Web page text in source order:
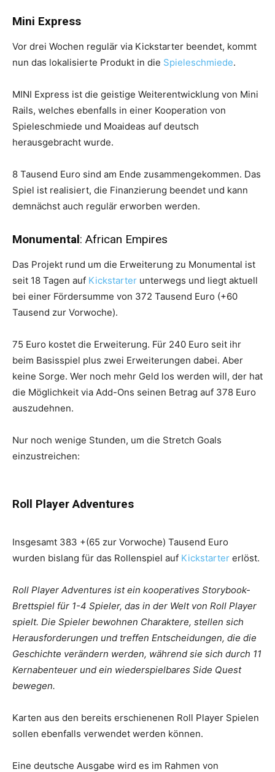
Mini Express
Vor drei Wochen regulär via Kickstarter beendet, kommt
nun das lokalisierte Produkt in die Spieleschmiede.
MINI Express ist die geistige Weiterentwicklung von Mini
Rails, welches ebenfalls in einer Kooperation von
Spieleschmiede und Moaideas auf deutsch
herausgebracht wurde.
8 Tausend Euro sind am Ende zusammengekommen. Das
Spiel ist realisiert, die Finanzierung beendet und kann
demnächst auch regulär erworben werden.
Monumental: African Empires
Das Projekt rund um die Erweiterung zu Monumental ist
seit 18 Tagen auf Kickstarter unterwegs und liegt aktuell
bei einer Fördersumme von 372 Tausend Euro (+60
Tausend zur Vorwoche).
75 Euro kostet die Erweiterung. Für 240 Euro seit ihr
beim Basisspiel plus zwei Erweiterungen dabei. Aber
keine Sorge. Wer noch mehr Geld los werden will, der hat
die Möglichkeit via Add-Ons seinen Betrag auf 378 Euro
auszudehnen.
Nur noch wenige Stunden, um die Stretch Goals
einzustreichen:
Roll Player Adventures
Insgesamt 383 +(65 zur Vorwoche) Tausend Euro
wurden bislang für das Rollenspiel auf Kickstarter erlöst.
Roll Player Adventures ist ein kooperatives Storybook-
Brettspiel für 1-4 Spieler, das in der Welt von Roll Player
spielt. Die Spieler bewohnen Charaktere, stellen sich
Herausforderungen und treffen Entscheidungen, die die
Geschichte verändern werden, während sie sich durch 11
Kernabenteuer und ein wiederspielbares Side Quest
bewegen.
Karten aus den bereits erschienenen Roll Player Spielen
sollen ebenfalls verwendet werden können.
Eine deutsche Ausgabe wird es im Rahmen von